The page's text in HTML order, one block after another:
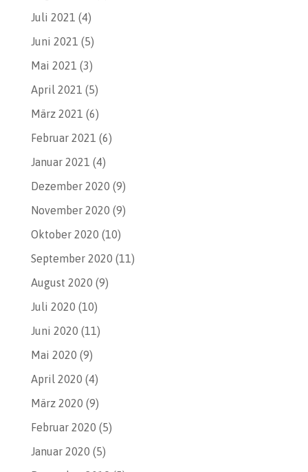
Juli 2021 (4)
Juni 2021 (5)
Mai 2021 (3)
April 2021 (5)
März 2021 (6)
Februar 2021 (6)
Januar 2021 (4)
Dezember 2020 (9)
November 2020 (9)
Oktober 2020 (10)
September 2020 (11)
August 2020 (9)
Juli 2020 (10)
Juni 2020 (11)
Mai 2020 (9)
April 2020 (4)
März 2020 (9)
Februar 2020 (5)
Januar 2020 (5)